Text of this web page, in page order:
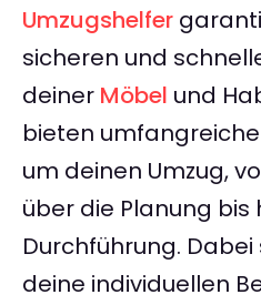
Umzugshelfer
sicheren und
deiner Möbel und
bieten
um deinen Umzug,
über die Planung bis
Durchführung.
deine individuellen